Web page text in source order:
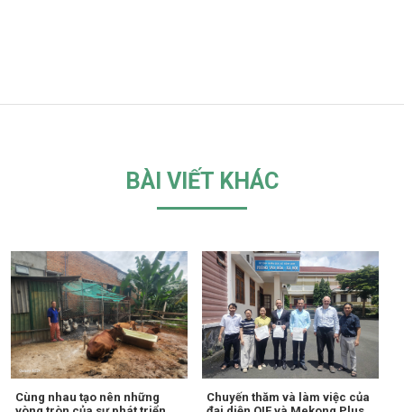
BÀI VIẾT KHÁC
Cùng nhau tạo nên những
Chuyến thăm và làm việc của